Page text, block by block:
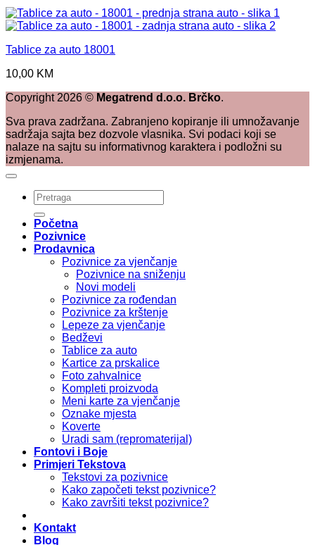
Tablice za auto 18001
10,00 KM
Copyright 2026 © Megatrend d.o.o. Brčko.
Sva prava zadržana. Zabranjeno kopiranje ili umnožavanje
sadržaja sajta bez dozvole vlasnika. Svi podaci koji se
nalaze na sajtu su informativnog karaktera i podložni su
izmjenama.
Pretraži:
Početna
Pozivnice
Prodavnica
Pozivnice za vjenčanje
Pozivnice na sniženju
Novi modeli
Pozivnice za rođendan
Pozivnice za krštenje
Lepeze za vjenčanje
Bedževi
Tablice za auto
Kartice za prskalice
Foto zahvalnice
Kompleti proizvoda
Meni karte za vjenčanje
Oznake mjesta
Koverte
Uradi sam (repromaterijal)
Fontovi i Boje
Primjeri Tekstova
Tekstovi za pozivnice
Kako započeti tekst pozivnice?
Kako završiti tekst pozivnice?
Kontakt
Blog